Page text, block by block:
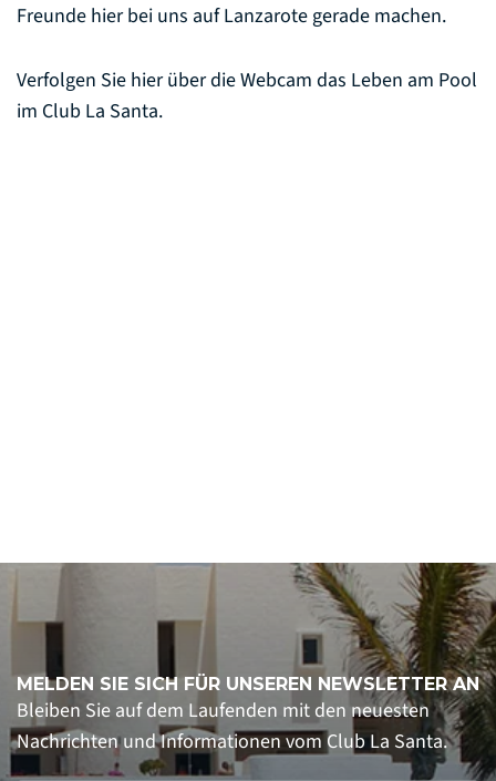
Freunde hier bei uns auf Lanzarote gerade machen.
Verfolgen Sie hier über die Webcam das Leben am Pool
im Club La Santa.
MELDEN SIE SICH FÜR UNSEREN NEWSLETTER AN
Bleiben Sie auf dem Laufenden mit den neuesten
Nachrichten und Informationen vom Club La Santa.